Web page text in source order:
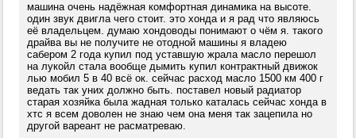
машина очень надёжная комфортная динамика на высоте.
один звук двигла чего стоит. это хонда и я рад что являюсь
её владельцем. думаю хондоводы понимают о чём я. такого
драйва вы не получите не отодной машины я владею
сабером 2 года купил под уставшую жрала масло перешол
на лукойл стала вообще дымить купил контрактный движок
лью мобил 5 в 40 всё ок. сейчас расход масло 1500 км 400 г
ведать так уних должно быть. поставел новый радиатор
старая хозяйка была жадная только каталась сейчас хонда в
хтс я всем доволен не знаю чем она меня так зацепила но
другой вареант не расматреваю.